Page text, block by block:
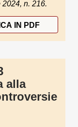
n. 216.
IN PDF
alla